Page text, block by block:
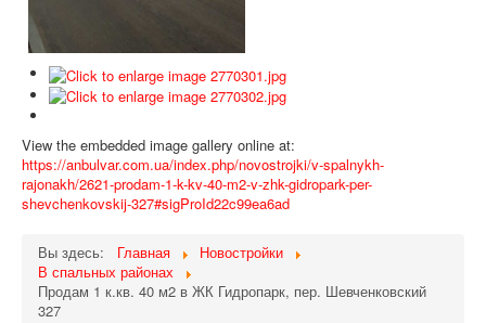
View the embedded image gallery online at:
https://anbulvar.com.ua/index.php/novostrojki/v-spalnykh-
rajonakh/2621-prodam-1-k-kv-40-m2-v-zhk-gidropark-per-
shevchenkovskij-327#sigProId22c99ea6ad
Вы здесь: Главная
Новостройки
В спальных районах
Продам 1 к.кв. 40 м2 в ЖК Гидропарк, пер. Шевченковский
327